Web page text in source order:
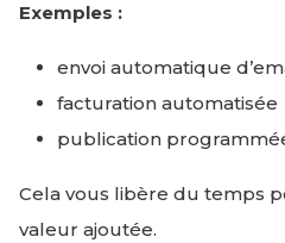
Exemples :
envoi automatique
facturation automatisée
publication
Cela vous libère du temps
valeur ajoutée.